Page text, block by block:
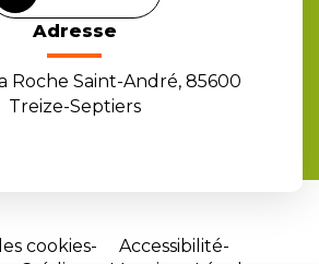
Adresse
Roche Saint-André, 85600
Treize-Septiers
cookies
Accessibilité